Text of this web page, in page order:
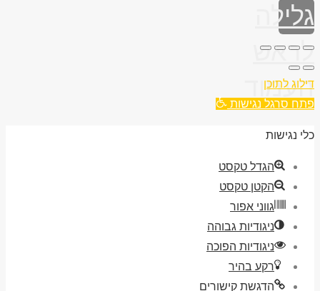
גלילה
לראש
העמוד
דילוג לתוכן
פתח סרגל נגישות
כלי נגישות
הגדל טקסט
הקטן טקסט
גווני אפור
ניגודיות גבוהה
ניגודיות הפוכה
רקע בהיר
הדגשת קישורים